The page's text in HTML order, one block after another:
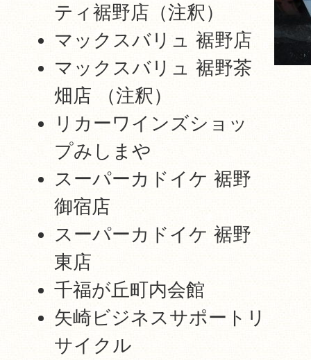
ティ裾野店（注釈）
マックスバリュ 裾野店
マックスバリュ 裾野茶
畑店 （注釈）
リカーワインズショッ
プみしまや
スーパーカドイケ 裾野
御宿店
スーパーカドイケ 裾野
東店
千福が丘町内会館
矢崎ビジネスサポートリ
サイクル